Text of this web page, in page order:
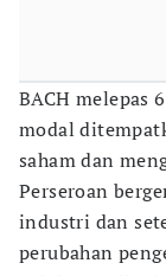
BACH melepas
modal
saham dan
Perseroan
industri dan
perubahan